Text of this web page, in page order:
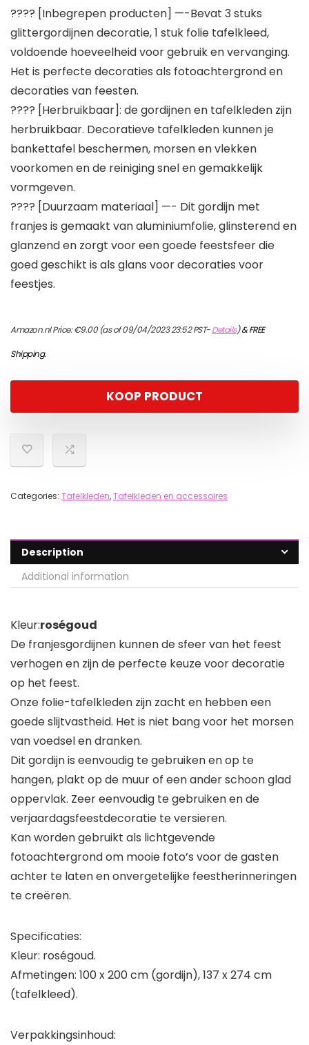
???? [Inbegrepen producten] —-Bevat 3 stuks
glittergordijnen decoratie, 1 stuk folie tafelkleed,
voldoende hoeveelheid voor gebruik en vervanging.
Het is perfecte decoraties als fotoachtergrond en
decoraties van feesten.
???? [Herbruikbaar]: de gordijnen en tafelkleden zijn
herbruikbaar. Decoratieve tafelkleden kunnen je
bankettafel beschermen, morsen en vlekken
voorkomen en de reiniging snel en gemakkelijk
vormgeven.
???? [Duurzaam materiaal] —- Dit gordijn met
franjes is gemaakt van aluminiumfolie, glinsterend en
glanzend en zorgt voor een goede feestsfeer die
goed geschikt is als glans voor decoraties voor
feestjes.
Amazon.nl Price:€9.00(as of 09/04/2023 23:52 PST-Details)&FREE
Shipping.
KOOP PRODUCT
Categories: Tafelkleden,Tafelkleden en accessoires
Description
Additional information
Kleur:roségoud
De franjesgordijnen kunnen de sfeer van het feest
verhogen en zijn de perfecte keuze voor decoratie
op het feest.
Onze folie-tafelkleden zijn zacht en hebben een
goede slijtvastheid. Het is niet bang voor het morsen
van voedsel en dranken.
Dit gordijn is eenvoudig te gebruiken en op te
hangen, plakt op de muur of een ander schoon glad
oppervlak. Zeer eenvoudig te gebruiken en de
verjaardagsfeestdecoratie te versieren.
Kan worden gebruikt als lichtgevende
fotoachtergrond om mooie foto’s voor de gasten
achter te laten en onvergetelijke feestherinneringen
te creëren.
Specificaties:
Kleur: roségoud.
Afmetingen: 100 x 200 cm (gordijn), 137 x 274 cm
(tafelkleed).
Verpakkingsinhoud: